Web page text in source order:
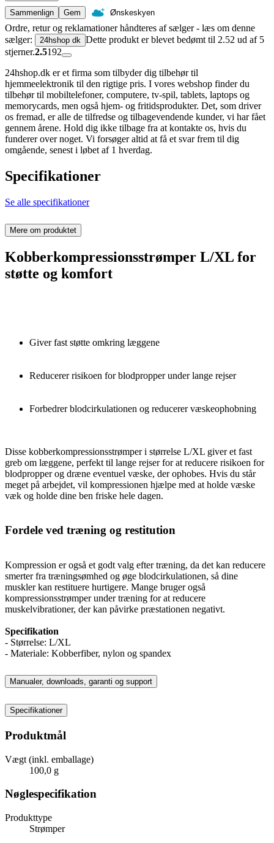
Sammenlign Gem Ønskeskyen
Ordre, retur og reklamationer håndteres af sælger - læs om denne
sælger:
24hshop dk Dette produkt er blevet bedømt til 2.52 ud af 5
stjerner.2.5192
24hshop.dk er et firma som tilbyder dig tilbehør til
hjemmeelektronik til den rigtige pris. I vores webshop finder du
tilbehør til mobiltelefoner, computere, tv-spil, tablets, laptops og
memorycards, men også hjem- og fritidsprodukter. Det, som driver
os fremad, er alle de tilfredse og tilbagevendende kunder, vi har fået
gennem årene. Hold dig ikke tilbage fra at kontakte os, hvis du
funderer over noget. Vi forsøger altid at få et svar frem til dig
omgående, senest i løbet af 1 hverdag.
Specifikationer
Se alle specifikationer
Mere om produktet
Kobberkompressionsstrømper L/XL for
støtte og komfort
Giver fast støtte omkring læggene
Reducerer risikoen for blodpropper under lange rejser
Forbedrer blodcirkulationen og reducerer væskeophobning
Disse kobberkompressionsstrømper i størrelse L/XL giver et fast
greb om læggene, perfekt til lange rejser for at reducere risikoen for
blodpropper og dræne eventuel væske, der ophobes. Hvis du står
meget på arbejdet, vil kompressionen hjælpe med at holde væske
væk og holde dine ben friske hele dagen.
Fordele ved træning og restitution
Kompression er også et godt valg efter træning, da det kan reducere
smerter fra træningsømhed og øge blodcirkulationen, så dine
muskler kan restituere hurtigere. Mange bruger også
kompressionsstrømper under træning for at reducere
muskelvibrationer, der kan påvirke præstationen negativt.
Specifikation
- Størrelse: L/XL
- Materiale: Kobberfiber, nylon og spandex
Manualer, downloads, garanti og support
Specifikationer
Produktmål
Vægt (inkl. emballage)
100,0 g
Nøglespecifikation
Produkttype
Strømper